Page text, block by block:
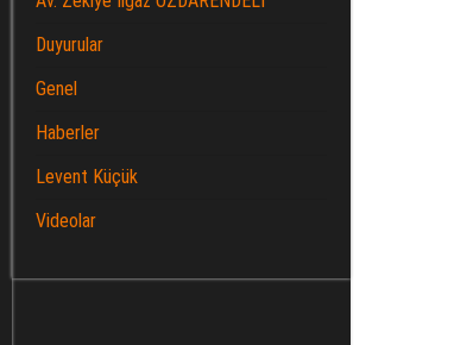
Duyurular
Genel
Haberler
Levent Küçük
Videolar